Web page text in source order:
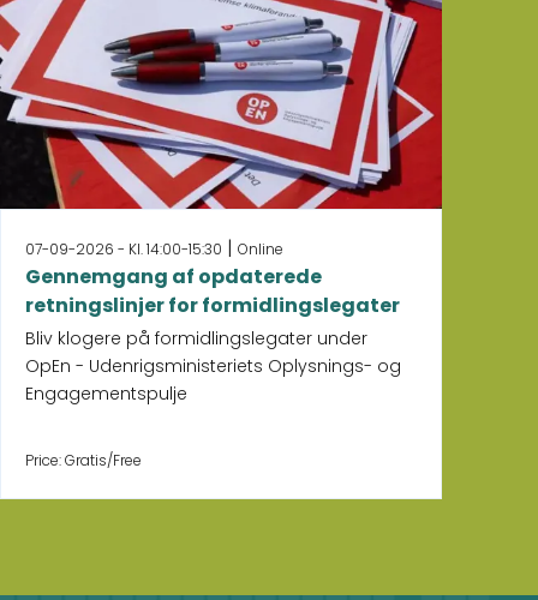
07-09-2026 - Kl. 14:00-15:30 | Online
Gennemgang af opdaterede
retningslinjer for formidlingslegater
Bliv klogere på formidlingslegater under
OpEn - Udenrigsministeriets Oplysnings- og
Engagementspulje
Price: Gratis/Free